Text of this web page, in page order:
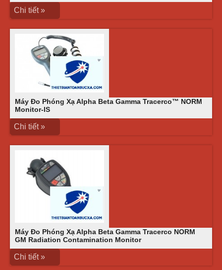
Chi tiết »
Máy Đo Phóng Xạ Alpha Beta Gamma Tracerco™ NORM
Monitor-IS
Chi tiết »
Máy Đo Phóng Xạ Alpha Beta Gamma Tracerco NORM
GM Radiation Contamination Monitor
Chi tiết »